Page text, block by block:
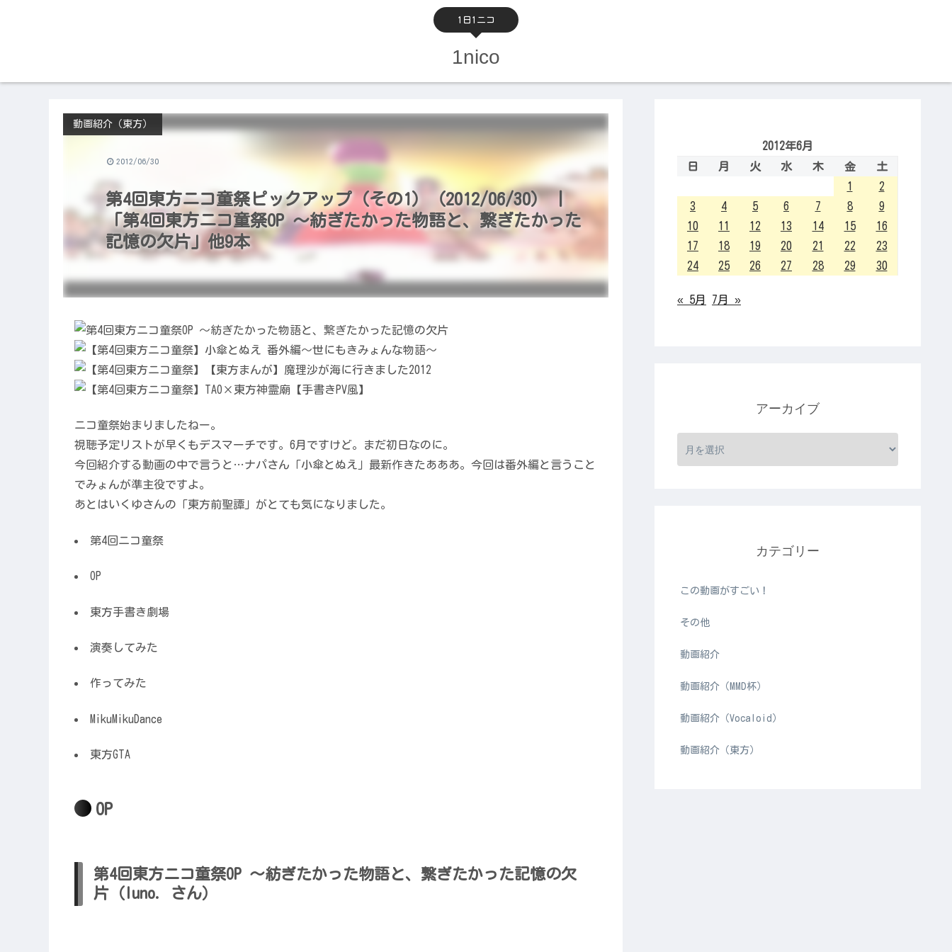
1日1ニコ
1nico
第4回東方ニコ童祭ピックアップ（その1）（2012/06/30） |
「第4回東方ニコ童祭OP ～紡ぎたかった物語と、繋ぎたかった
記憶の欠片」他9本
動画紹介（東方）
2012/06/30
ニコ童祭始まりましたねー。
視聴予定リストが早くもデスマーチです。6月ですけど。まだ初日なのに。
今回紹介する動画の中で言うと…ナパさん「小傘とぬえ」最新作きたあああ。今回は番外編と言うこと
でみょんが準主役ですよ。
あとはいくゆさんの「東方前聖譚」がとても気になりました。
第4回ニコ童祭
OP
東方手書き劇場
演奏してみた
作ってみた
MikuMikuDance
東方GTA
OP
第4回東方ニコ童祭OP ～紡ぎたかった物語と、繋ぎたかった記憶の欠
片（luno. さん）
2012年6月
日
月 火 水 木 金
土
1
2
3
4 5 6 7 8
9
10
11 12 13 14 15
16
17
18 19 20 21 22
23
24
25 26 27 28 29 30
« 5月 7月 »
アーカイブ
カテゴリー
この動画がすごい！
その他
動画紹介
動画紹介（MMD杯）
動画紹介（Vocaloid）
動画紹介（東方）